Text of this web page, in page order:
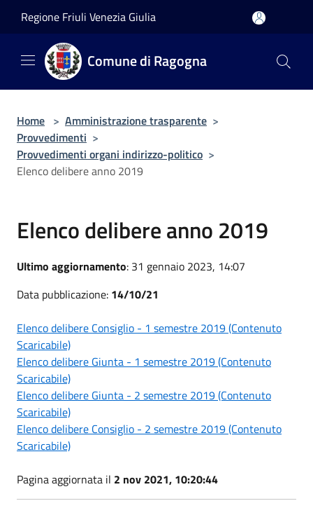
Regione Friuli Venezia Giulia
Comune di Ragogna
Home > Amministrazione trasparente >
Provvedimenti >
Provvedimenti organi indirizzo-politico >
Elenco delibere anno 2019
Elenco delibere anno 2019
Ultimo aggiornamento: 31 gennaio 2023, 14:07
Data pubblicazione: 14/10/21
Elenco delibere Consiglio - 1 semestre 2019 (Contenuto
Scaricabile)
Elenco delibere Giunta - 1 semestre 2019 (Contenuto
Scaricabile)
Elenco delibere Giunta - 2 semestre 2019 (Contenuto
Scaricabile)
Elenco delibere Consiglio - 2 semestre 2019 (Contenuto
Scaricabile)
Pagina aggiornata il 2 nov 2021, 10:20:44